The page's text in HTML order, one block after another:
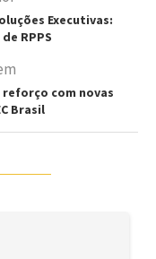
Executivas:
RPPS
reforço com novas
Brasil